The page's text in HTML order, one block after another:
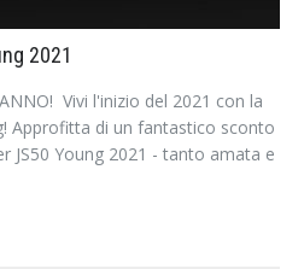
2021
Vivi l'inizio del 2021 con la
Approfitta di un fantastico sconto
JS50 Young 2021 - tanto amata e